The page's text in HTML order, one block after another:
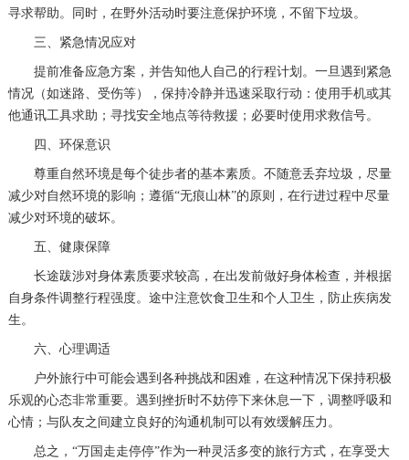
寻求帮助。同时，在野外活动时要注意保护环境，不留下垃圾。
三、紧急情况应对
提前准备应急方案，并告知他人自己的行程计划。一旦遇到紧急
情况（如迷路、受伤等），保持冷静并迅速采取行动：使用手机或其
他通讯工具求助；寻找安全地点等待救援；必要时使用求救信号。
四、环保意识
尊重自然环境是每个徒步者的基本素质。不随意丢弃垃圾，尽量
减少对自然环境的影响；遵循“无痕山林”的原则，在行进过程中尽量
减少对环境的破坏。
五、健康保障
长途跋涉对身体素质要求较高，在出发前做好身体检查，并根据
自身条件调整行程强度。途中注意饮食卫生和个人卫生，防止疾病发
生。
六、心理调适
户外旅行中可能会遇到各种挑战和困难，在这种情况下保持积极
乐观的心态非常重要。遇到挫折时不妨停下来休息一下，调整呼吸和
心情；与队友之间建立良好的沟通机制可以有效缓解压力。
总之，“万国走走停停”作为一种灵活多变的旅行方式，在享受大